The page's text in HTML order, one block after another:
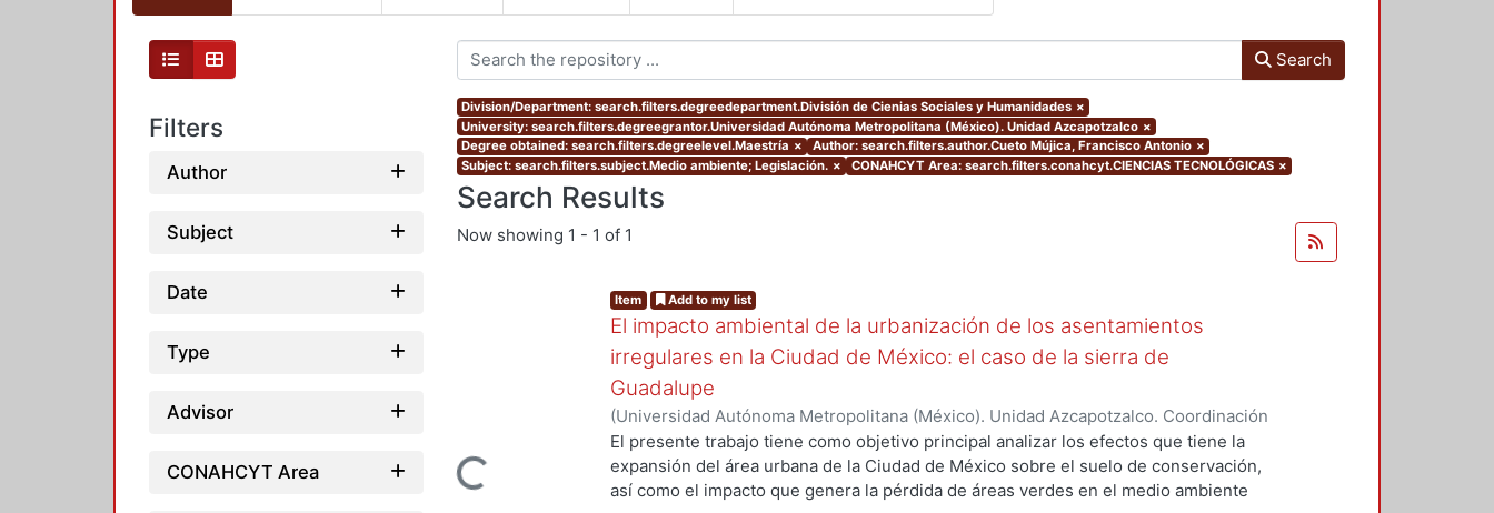
Filters
Author
Subject
Date
Type
Advisor
CONAHCYT Area
Search
Division/Department: search.filters.degreedepartment.División de Cienias Sociales y Humanidades ×
University: search.filters.degreegrantor.Universidad Autónoma Metropolitana (México). Unidad Azcapotzalco ×
Degree obtained: search.filters.degreelevel.Maestría × Author: search.filters.author.Cueto Mújica, Francisco Antonio ×
Subject: search.filters.subject.Medio ambiente; Legislación. × CONAHCYT Area: search.filters.conahcyt.CIENCIAS TECNOLÓGICAS ×
Search Results
Now showing 1 - 1 of 1
Loading...
Item Add to my list
El impacto ambiental de la urbanización de los asentamientos
irregulares en la Ciudad de México: el caso de la sierra de
Guadalupe
(Universidad Autónoma Metropolitana (México). Unidad Azcapotzalco. Coordinación
de Servicios de Información.,2007-07) Cueto Mújica, Francisco Antonio
El presente trabajo tiene como objetivo principal analizar los efectos que tiene la
expansión del área urbana de la Ciudad de México sobre el suelo de conservación,
así como el impacto que genera la pérdida de áreas verdes en el medio ambiente